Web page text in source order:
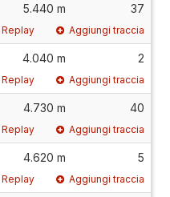
5.440 m 37
Replay Aggiungi traccia
4.040 m 2
Replay Aggiungi traccia
4.730 m 40
Replay Aggiungi traccia
4.620 m 5
Replay Aggiungi traccia